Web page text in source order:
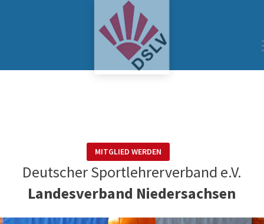
MITGLIED WERDEN
Deutscher Sportlehrerverband e.V.
Landesverband Niedersachsen